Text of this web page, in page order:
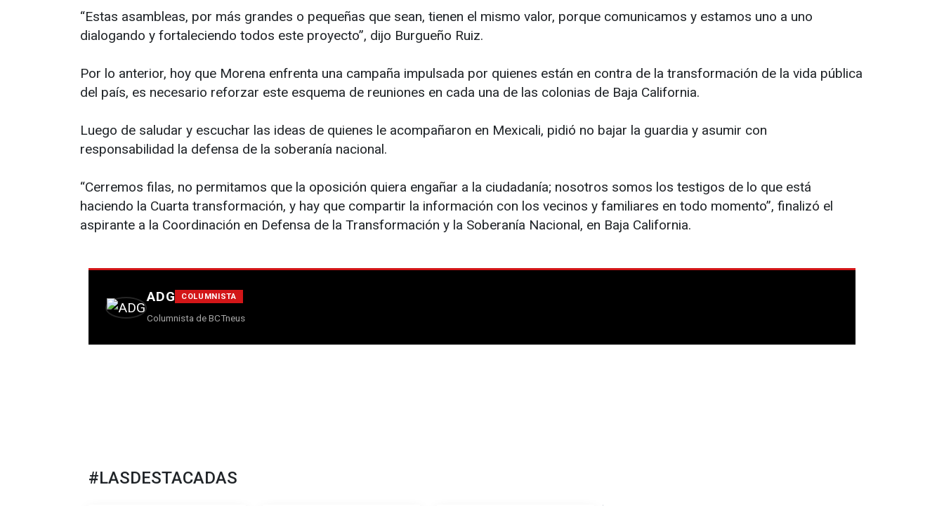
“Estas asambleas, por más grandes o pequeñas que sean, tienen el mismo valor, porque comunicamos y estamos uno a uno
dialogando y fortaleciendo todos este proyecto”, dijo Burgueño Ruiz.
Por lo anterior, hoy que Morena enfrenta una campaña impulsada por quienes están en contra de la transformación de la vida pública
del país, es necesario reforzar este esquema de reuniones en cada una de las colonias de Baja California.
Luego de saludar y escuchar las ideas de quienes le acompañaron en Mexicali, pidió no bajar la guardia y asumir con
responsabilidad la defensa de la soberanía nacional.
“Cerremos filas, no permitamos que la oposición quiera engañar a la ciudadanía; nosotros somos los testigos de lo que está
haciendo la Cuarta transformación, y hay que compartir la información con los vecinos y familiares en todo momento”, finalizó el
aspirante a la Coordinación en Defensa de la Transformación y la Soberanía Nacional, en Baja California.
ADG COLUMNISTA
Columnista de BCTneus
#LASDESTACADAS